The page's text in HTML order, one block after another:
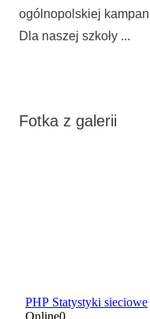
ogólnopolskiej
Dla naszej szkoły ...
Fotka z galerii